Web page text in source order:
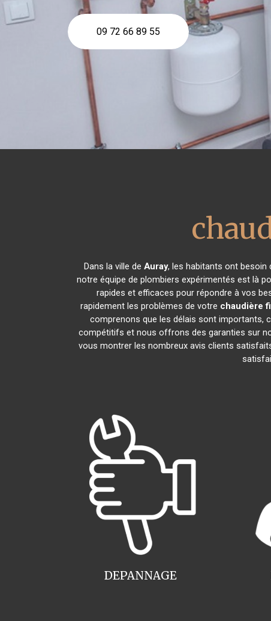
09 72 66 89 55
Dans la ville de Auray, les habitants ont besoin
notre équipe de plombiers expérimentés est là
rapides et efficaces pour répondre à vos
rapidement les problèmes de votre chaudière
comprenons que les délais sont importants,
compétitifs et nous offrons des garanties sur
vous montrer les nombreux avis clients
DEPANNAGE